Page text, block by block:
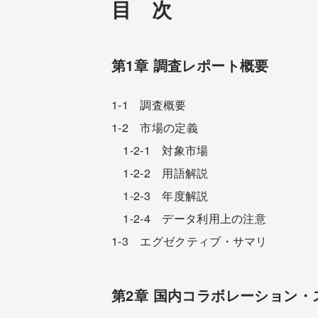
目 次
第1章 調査レポート概要
1-1 調査概要
1-2 市場の定義
1-2-1 対象市場
1-2-2 用語解説
1-2-3 年度解説
1-2-4 データ利用上の注意
1-3 エグゼクティブ・サマリ
第2章 国内コラボレーション・